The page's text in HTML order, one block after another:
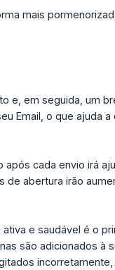
mais
e, em seguida, um
Email, o que ajuda a
após cada envio irá
abertura irão
e saudável é o
são adicionados à
incorretamente,